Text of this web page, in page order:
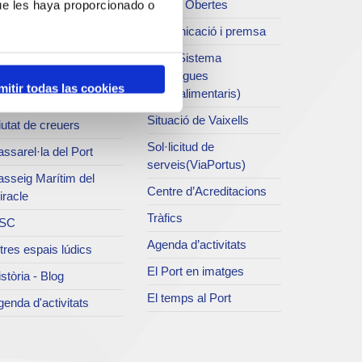
les haya proporcionado o
todas las cookies
edifici singular
de creuers
del Port
Marítim del
espais lúdics
- Blog
d'activitats
Dades Obertes
Comunicació i premsa
SEA (Sistema
d'entregues
d'agroalimentaris)
Situació de Vaixells
Sol·licitud de
serveis(ViaPortus)
Centre d’Acreditacions
Tràfics
Agenda d’activitats
El Port en imatges
El temps al Port